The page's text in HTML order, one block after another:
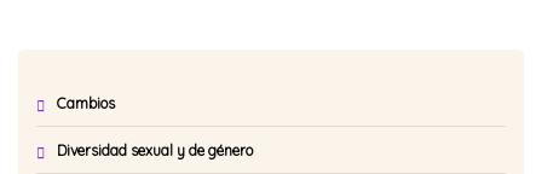
Cambios
Diversidad sexual y de género